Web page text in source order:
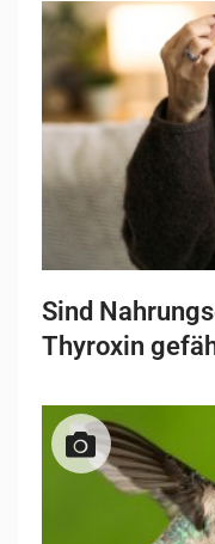
Sind
Thyroxin